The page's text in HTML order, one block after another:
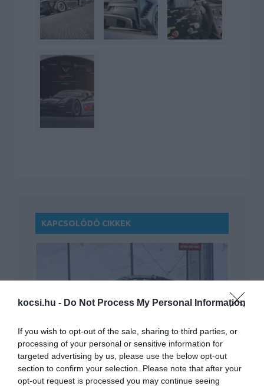
kocsi.hu - Do Not Process My Personal Information
If you wish to opt-out of the sale, sharing to third parties, or
processing of your personal or sensitive information for
targeted advertising by us, please use the below opt-out
section to confirm your selection. Please note that after your
opt-out request is processed you may continue seeing
KAPCSOLÓDÓ CIKKEK
Tesztelik a vadonatúj Corvette-et